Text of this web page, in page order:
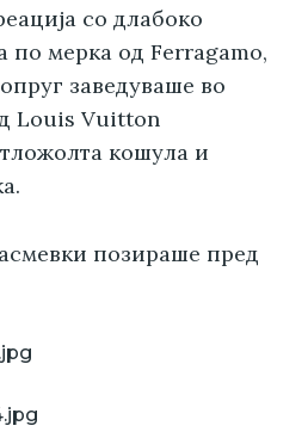
со длабоко
по мерка од Ferragamo,
заведуваше во
Louis Vuitton
кошула и
позираше пред